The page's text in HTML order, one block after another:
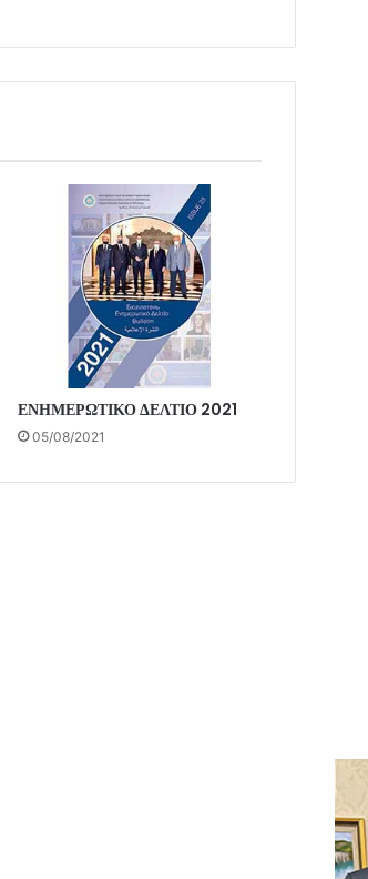
ΕΝΗΜΕΡΩΤΙΚΟ ΔΕΛΤΙΟ 2021
05/08/2021